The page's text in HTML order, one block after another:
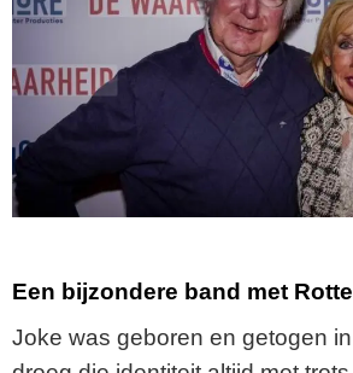
Een bijzondere band met
Joke was geboren en getogen